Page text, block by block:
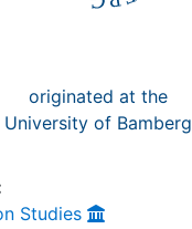
originated at the
University of Bamberg
Studies